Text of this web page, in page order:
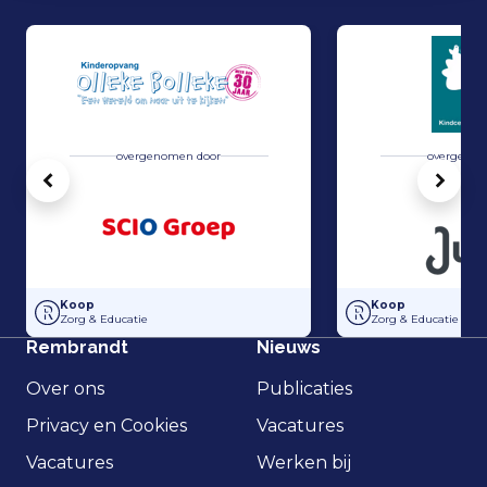
overgenomen door
SCIO Groep heeft de activa in Kinderopvang Olleke Bolleke
Koop
Zorg & Educatie
Overname van KC
Koop
Zorg & Educatie
Vorige
Rembrandt
Over ons
Privacy en Cookies
Vacatures
Nieuws
Publicaties
Vacatures
Werken bij